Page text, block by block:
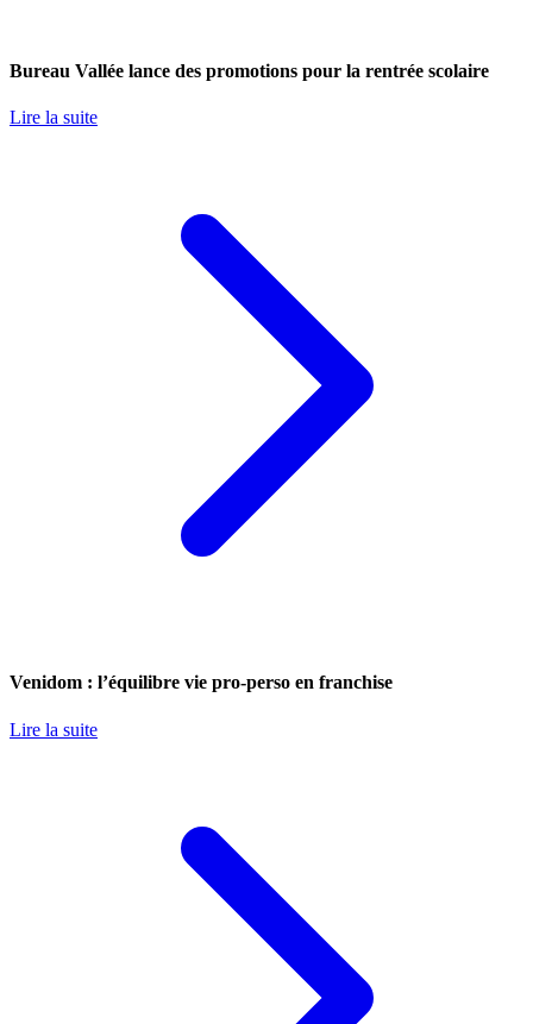
Bureau Vallée lance des promotions pour la rentrée scolaire
Lire la suite
Venidom : l’équilibre vie pro-perso en franchise
Lire la suite